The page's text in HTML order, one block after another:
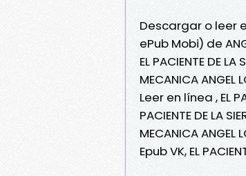
Descargar o leer
ePub Mobi) de
EL PACIENTE DE LA
MECANICA ANGEL
Leer en línea , EL
PACIENTE DE LA
MECANICA ANGEL
Epub VK, EL